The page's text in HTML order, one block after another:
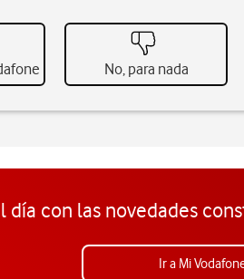
No, para nada
día con las novedades
Ir a Mi